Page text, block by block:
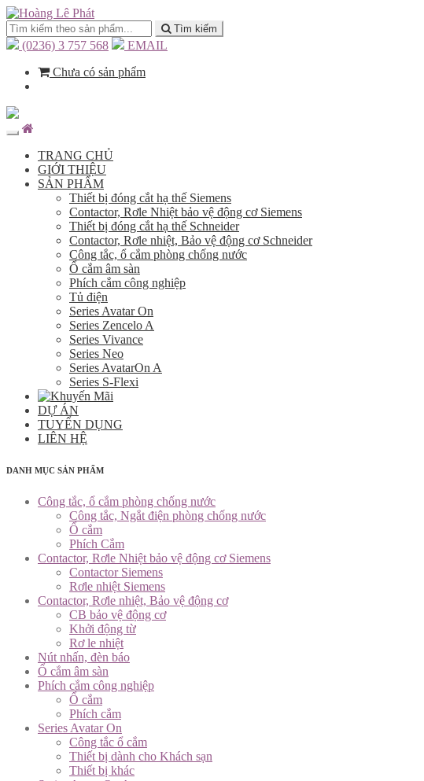
Tìm kiếm
(0236) 3 757 568
EMAIL
Chưa có sản phẩm
TRANG CHỦ
GIỚI THIỆU
SẢN PHẨM
Thiết bị đóng cắt hạ thế Siemens
Contactor, Rơle Nhiệt bảo vệ động cơ Siemens
Thiết bị đóng cắt hạ thế Schneider
Contactor, Rơle nhiệt, Bảo vệ động cơ Schneider
Công tắc, ổ cắm phòng chống nước
Ổ cắm âm sàn
Phích cắm công nghiệp
Tủ điện
Series Avatar On
Series Zencelo A
Series Vivance
Series Neo
Series AvatarOn A
Series S-Flexi
DỰ ÁN
TUYỂN DỤNG
LIÊN HỆ
DANH MỤC SẢN PHẨM
Công tắc, ổ cắm phòng chống nước
Công tắc, Ngắt điện phòng chống nước
Ổ cắm
Phích Cắm
Contactor, Rơle Nhiệt bảo vệ động cơ Siemens
Contactor Siemens
Rơle nhiệt Siemens
Contactor, Rơle nhiệt, Bảo vệ động cơ
CB bảo vệ động cơ
Khởi động từ
Rơ le nhiệt
Nút nhấn, đèn báo
Ổ cắm âm sàn
Phích cắm công nghiệp
Ổ cắm
Phích cắm
Series Avatar On
Công tắc ổ cắm
Thiết bị dành cho Khách sạn
Thiết bị khác